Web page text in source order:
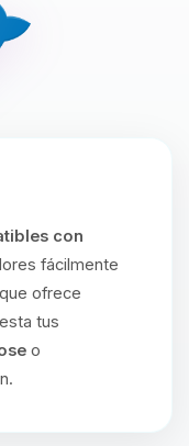
con
fácilmente
que ofrece
tus
o